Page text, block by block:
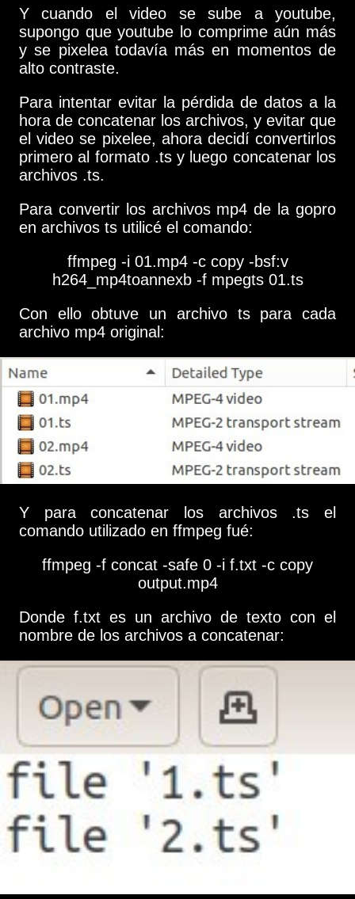
Y cuando el video se sube a youtube,
supongo que youtube lo comprime aún más
y se pixelea todavía más en momentos de
alto contraste.
Para intentar evitar la pérdida de datos a la
hora de concatenar los archivos, y evitar que
el video se pixelee, ahora decidí convertirlos
primero al formato .ts y luego concatenar los
archivos .ts.
Para convertir los archivos mp4 de la gopro
en archivos ts utilicé el comando:
ffmpeg -i 01.mp4 -c copy -bsf:v
h264_mp4toannexb -f mpegts 01.ts
Con ello obtuve un archivo ts para cada
archivo mp4 original:
Y para concatenar los archivos .ts el
comando utilizado en ffmpeg fué:
ffmpeg -f concat -safe 0 -i f.txt -c copy
output.mp4
Donde f.txt es un archivo de texto con el
nombre de los archivos a concatenar: